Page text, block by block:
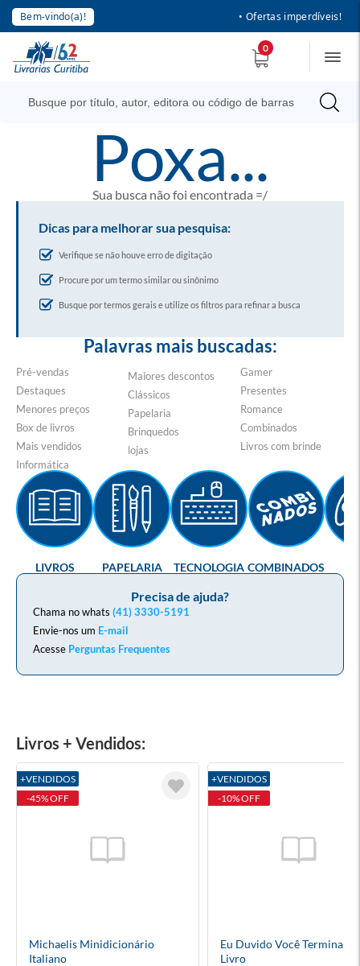
Bem-vindo(a)! • Ofertas imperdíveis!
0
poxa...
Sua busca não foi encontrada =/
Dicas para melhorar sua pesquisa:
Verifique se não houve erro de digitação
Procure por um termo similar ou sinônimo
Busque por termos gerais e utilize os filtros para refinar a busca
Palavras mais buscadas:
Pré-vendas
Destaques
Menores preços
Box de livros
Mais vendidos
Informática
Maiores descontos
Clássicos
Papelaria
Brinquedos
lojas
Gamer
Presentes
Romance
Combinados
Livros com brinde
Precisa de ajuda?
Chama no whats (41) 3330-5191
Envie-nos um E-mail
Acesse Perguntas Frequentes
LIVROS PAPELARIA TECNOLOGIA COMBINADOS
Livros + Vendidos:
+VENDIDOS
-45% OFF
Michaelis Minidicionário
Italiano
+VENDIDOS
-10% OFF
Eu Duvido Você Terminar
Livro